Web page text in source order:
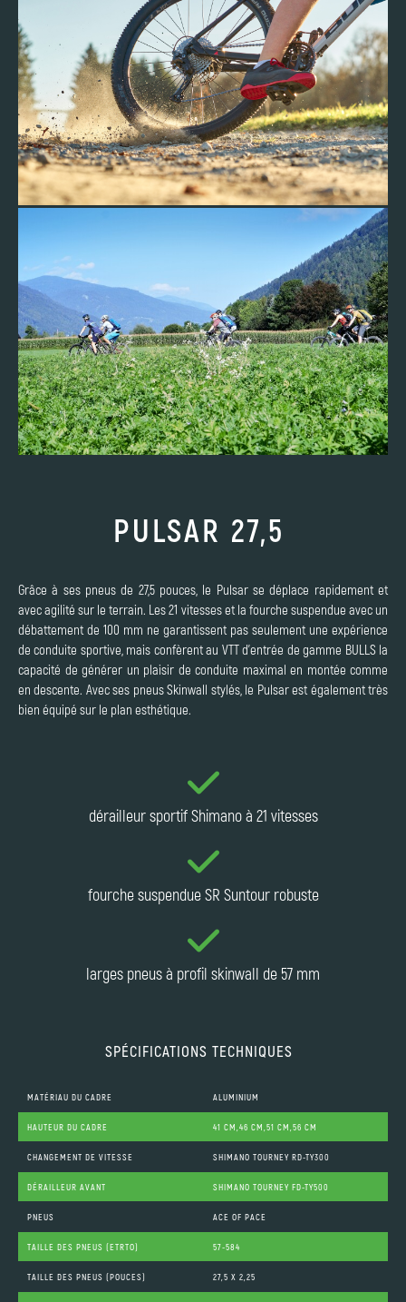
PULSAR 27,5
Grâce à ses pneus de 27,5 pouces, le Pulsar se déplace rapidement et
avec agilité sur le terrain. Les 21 vitesses et la fourche suspendue avec un
débattement de 100 mm ne garantissent pas seulement une expérience
de conduite sportive, mais confèrent au VTT d'entrée de gamme BULLS la
capacité de générer un plaisir de conduite maximal en montée comme
en descente. Avec ses pneus Skinwall stylés, le Pulsar est également très
bien équipé sur le plan esthétique.
dérailleur sportif Shimano à 21 vitesses
fourche suspendue SR Suntour robuste
larges pneus à profil skinwall de 57 mm
SPÉCIFICATIONS TECHNIQUES
MATÉRIAU DU CADRE ALUMINIUM
HAUTEUR DU CADRE 41 CM,46 CM,51 CM,56 CM
CHANGEMENT DE VITESSE SHIMANO TOURNEY RD-TY300
DÉRAILLEUR AVANT SHIMANO TOURNEY FD-TY500
PNEUS ACE OF PACE
TAILLE DES PNEUS (ETRTO) 57-584
TAILLE DES PNEUS (POUCES) 27,5 X 2,25